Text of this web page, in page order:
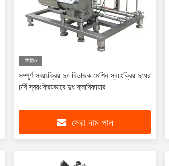
ভিডিও
সম্পূর্ণ স্বয়ংক্রিয় দুধ বিভাজক মেশিন স্বয়ংক্রিয় দুধের
চর্বি স্বয়ংক্রিয়ভাবে দুধ ক্লারিফায়ার
সেরা দাম পান